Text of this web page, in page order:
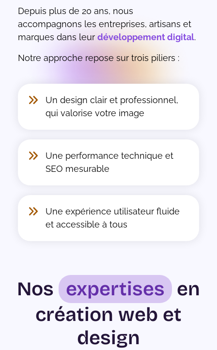
Depuis plus de 20 ans, nous
accompagnons les entreprises, artisans et
marques dans leurdéveloppement digital.
Notre approche repose sur trois piliers :
Un design clair et professionnel,
qui valorise votre image
Une performance technique et
SEO mesurable
Une expérience utilisateur fluide
et accessible à tous
Nos expertises en
création web et
design